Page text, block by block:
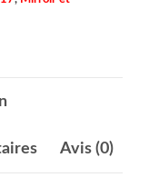
Avis (0)